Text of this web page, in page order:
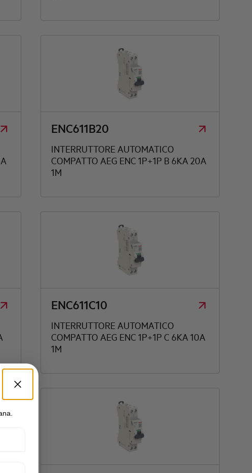
ENC611B20
INTERRUTTORE AUTOMATICO
COMPATTO AEG ENC 1P+1P B 6KA 20A
1M
ENC611C10
INTERRUTTORE AUTOMATICO
COMPATTO AEG ENC 1P+1P C 6KA 10A
1M